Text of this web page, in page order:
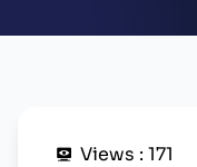
Views : 171